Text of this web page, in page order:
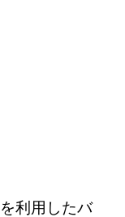
利用したバ